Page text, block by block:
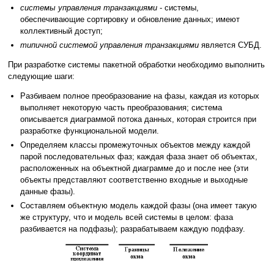
системы управления транзакциями - системы,
обеспечивающие сортировку и обновление данных; имеют
коллективный доступ;
типичной системой управления транзакциями является СУБД.
При разработке системы пакетной обработки необходимо выполнить
следующие шаги:
Разбиваем полное преобразование на фазы, каждая из которых
выполняет некоторую часть преобразования; система
описывается диаграммой потока данных, которая строится при
разработке функциональной модели.
Определяем классы промежуточных объектов между каждой
парой последовательных фаз; каждая фаза знает об объектах,
расположенных на объектной диаграмме до и после нее (эти
объекты представляют соответственно входные и выходные
данные фазы).
Составляем объектную модель каждой фазы (она имеет такую
же структуру, что и модель всей системы в целом: фаза
разбивается на подфазы); разрабатываем каждую подфазу.